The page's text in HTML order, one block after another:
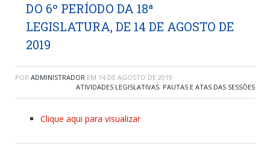
DO 6º PERÍODO DA 18ª
LEGISLATURA, DE 14 DE AGOSTO DE
2019
POR ADMINISTRADOR EM 14 DE AGOSTO DE 2019
ATIVIDADES LEGISLATIVAS, PAUTAS E ATAS DAS SESSÕES
Clique aqui para visualizar